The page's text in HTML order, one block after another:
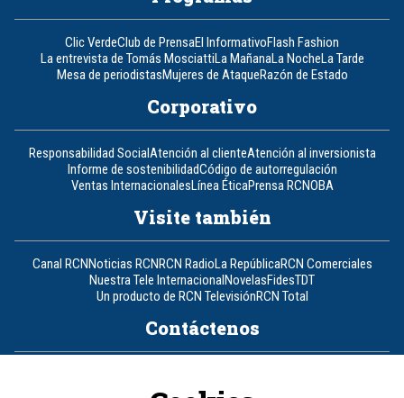
Clic VerdeClub de PrensaEl InformativoFlash Fashion
La entrevista de Tomás MosciattiLa MañanaLa NocheLa Tarde
Mesa de periodistasMujeres de AtaqueRazón de Estado
Corporativo
Responsabilidad SocialAtención al clienteAtención al inversionista
Informe de sostenibilidadCódigo de autorregulación
Ventas InternacionalesLínea ÉticaPrensa RCNOBA
Visite también
Canal RCNNoticias RCNRCN RadioLa RepúblicaRCN Comerciales
Nuestra Tele InternacionalNovelasFidesTDT
Un producto de RCN TelevisiónRCN Total
Contáctenos